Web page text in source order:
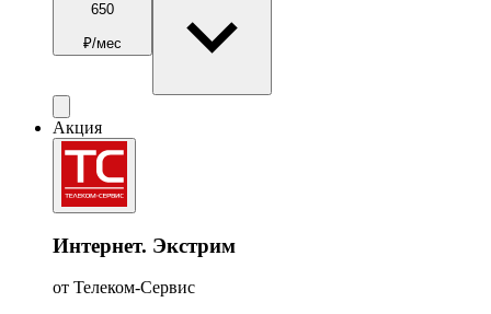
650
₽/мес
Акция
Интернет. Экстрим
от Телеком-Сервис